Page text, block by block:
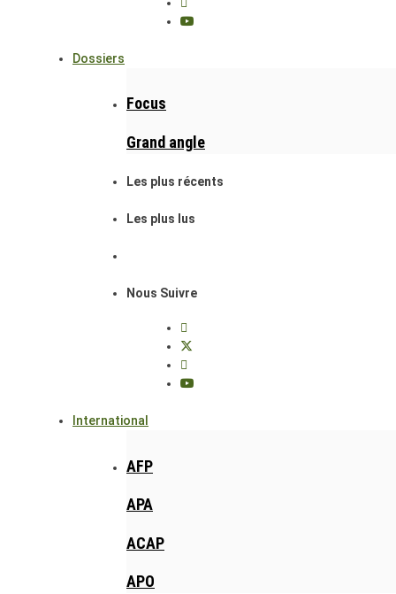
Dossiers
Focus
Grand angle
Les plus récents
Les plus lus
Nous Suivre
International
AFP
APA
ACAP
APO